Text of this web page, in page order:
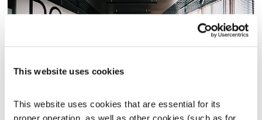
This website uses cookies
This website uses cookies that are essential for its
proper operation, as well as other cookies (such as for
השיח הארגוני החדש
שדרנים מתחלפים